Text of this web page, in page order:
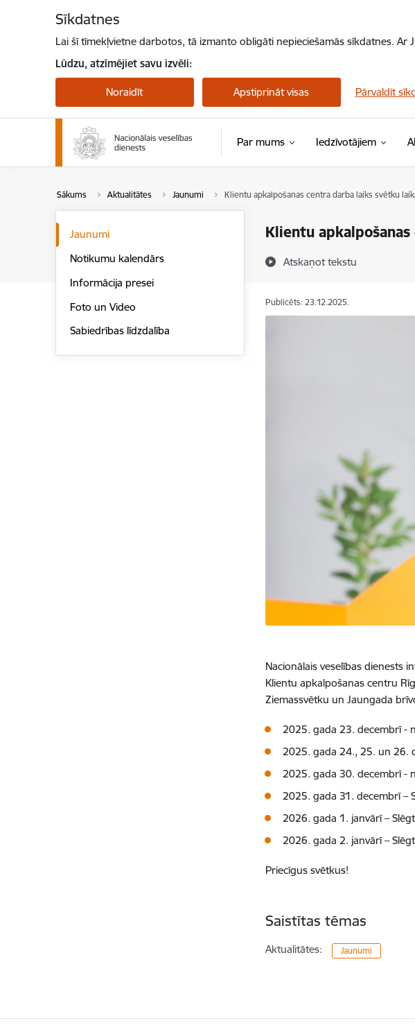
Sīkdatnes
Lai šī tīmekļvietne darbotos, tā izmanto obligāti nepieciešamās sīkdatnes.
Lūdzu, atzīmējiet savu izvēli:
Noraidīt Apstiprināt visas Pārvaldīt
Par mums Iedzīvotājiem
Sākums Aktualitātes Jaunumi Klientu apkalpošanas centra darba laiks svētku
Klientu
Atskaņot tekstu
Jaunumi
Notikumu kalendārs
Informācija presei
Foto un Video
Sabiedrības līdzdalība
Publicēts: 23.12.2025.
Nacionālais veselības dienests
Klientu apkalpošanas centru
Ziemassvētku un Jaungada
2025. gada 23. decembrī -
2025. gada 24., 25. un 26.
2025. gada 30. decembrī -
2025. gada 31. decembrī –
2026. gada 1. janvārī –
2026. gada 2. janvārī –
Priecīgus svētkus!
Saistītas tēmas
Aktualitātes: Jaunumi